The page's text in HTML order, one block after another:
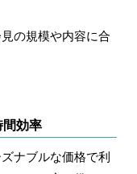
の規模や内容に合
間効率
ナブルな価格で利